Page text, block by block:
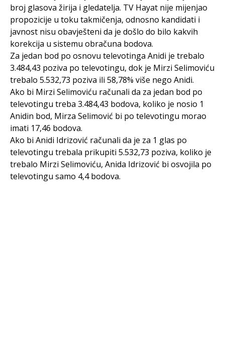
broj glasova žirija i gledatelja. TV Hayat nije mijenjao
propozicije u toku takmičenja, odnosno kandidati i
javnost nisu obavješteni da je došlo do bilo kakvih
korekcija u sistemu obračuna bodova.
Za jedan bod po osnovu televotinga Anidi je trebalo
3.484,43 poziva po televotingu, dok je Mirzi Selimoviću
trebalo 5.532,73 poziva ili 58,78% više nego Anidi.
Ako bi Mirzi Selimoviću računali da za jedan bod po
televotingu treba 3.484,43 bodova, koliko je nosio 1
Anidin bod, Mirza Selimović bi po televotingu morao
imati 17,46 bodova.
Ako bi Anidi Idrizović računali da je za 1 glas po
televotingu trebala prikupiti 5.532,73 poziva, koliko je
trebalo Mirzi Selimoviću, Anida Idrizović bi osvojila po
televotingu samo 4,4 bodova.